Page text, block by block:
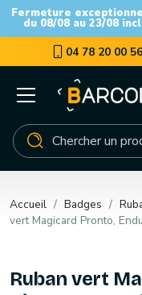
Fermeture
du 08/08 au 23/08
04 78 20 00 56
Accueil Badges
vert Magicard Pronto,
Ruban vert